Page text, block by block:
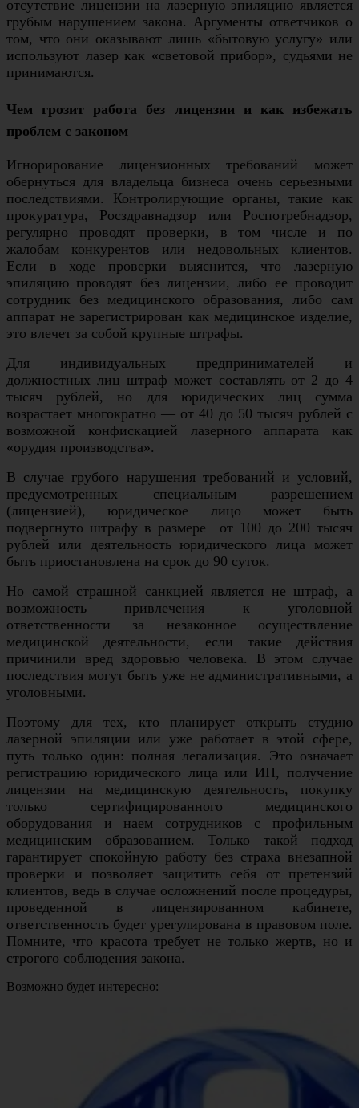
отсутствие лицензии на лазерную эпиляцию является
грубым нарушением закона. Аргументы ответчиков о
том, что они оказывают лишь «бытовую услугу» или
используют лазер как «световой прибор», судьями не
принимаются.
Чем грозит работа без лицензии и как избежать
проблем с законом
Игнорирование лицензионных требований может
обернуться для владельца бизнеса очень серьезными
последствиями. Контролирующие органы, такие как
прокуратура, Росздравнадзор или Роспотребнадзор,
регулярно проводят проверки, в том числе и по
жалобам конкурентов или недовольных клиентов.
Если в ходе проверки выяснится, что лазерную
эпиляцию проводят без лицензии, либо ее проводит
сотрудник без медицинского образования, либо сам
аппарат не зарегистрирован как медицинское изделие,
это влечет за собой крупные штрафы.
Для индивидуальных предпринимателей и
должностных лиц штраф может составлять от 2 до 4
тысяч рублей, но для юридических лиц сумма
возрастает многократно — от 40 до 50 тысяч рублей с
возможной конфискацией лазерного аппарата как
«орудия производства».
В случае грубого нарушения требований и условий,
предусмотренных специальным разрешением
(лицензией), юридическое лицо может быть
подвергнуто штрафу в размере от 100 до 200 тысяч
рублей или деятельность юридического лица может
быть приостановлена на срок до 90 суток.
Но самой страшной санкцией является не штраф, а
возможность привлечения к уголовной
ответственности за незаконное осуществление
медицинской деятельности, если такие действия
причинили вред здоровью человека. В этом случае
последствия могут быть уже не административными, а
уголовными.
Поэтому для тех, кто планирует открыть студию
лазерной эпиляции или уже работает в этой сфере,
путь только один: полная легализация. Это означает
регистрацию юридического лица или ИП, получение
лицензии на медицинскую деятельность, покупку
только сертифицированного медицинского
оборудования и наем сотрудников с профильным
медицинским образованием. Только такой подход
гарантирует спокойную работу без страха внезапной
проверки и позволяет защитить себя от претензий
клиентов, ведь в случае осложнений после процедуры,
проведенной в лицензированном кабинете,
ответственность будет урегулирована в правовом поле.
Помните, что красота требует не только жертв, но и
строгого соблюдения закона.
Возможно будет интересно: